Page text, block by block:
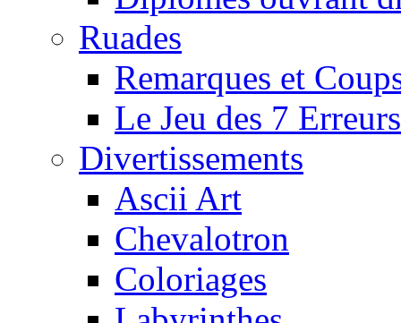
Ruades
Remarques et
Le Jeu des 7 Erreurs
Divertissements
Ascii Art
Chevalotron
Coloriages